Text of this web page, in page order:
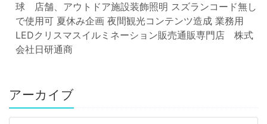
球 店舗、アウトドア施設装飾照明 スズランコード無し
で使用可 夏休み企画 夜間観光コンテンツ造成 業務用
LEDクリスマスイルミネーション販売通販専門店 株式
会社日研通商
アーカイブ